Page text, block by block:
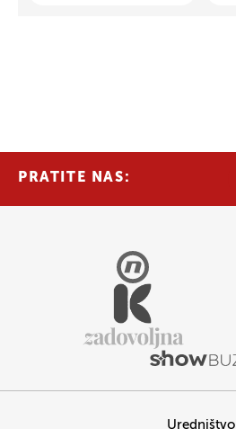
PRATITE NAS:
Uredništvo